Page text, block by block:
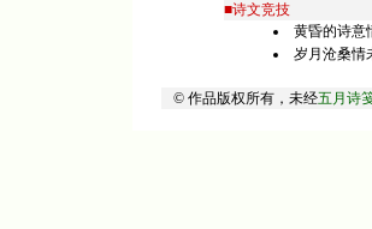
■诗文竞技
黄昏的诗意
岁月沧桑情
© 作品版权所有，未经五月诗